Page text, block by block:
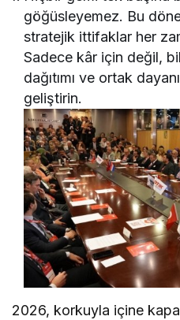
göğüsleyemez. Bu
stratejik ittifaklar her
Sadece kâr için değil,
dağıtımı ve ortak
geliştirin.
2026, korkuyla içine